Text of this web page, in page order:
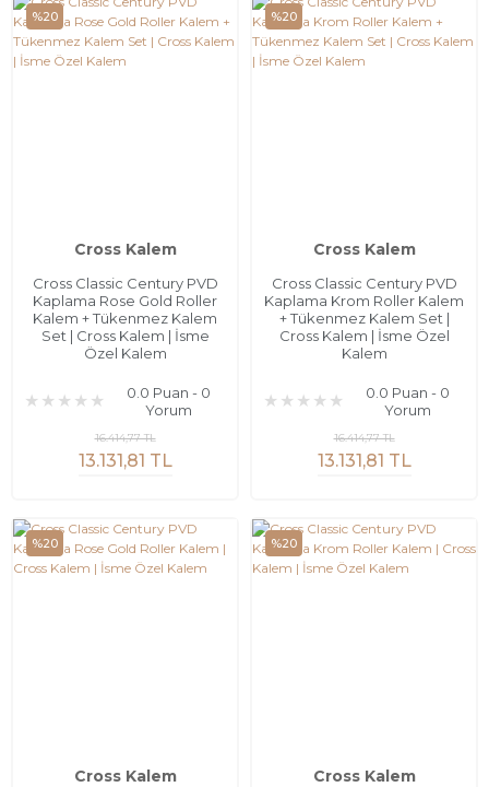
%20
Cross Kalem
Cross Classic Century PVD
Kaplama Rose Gold Roller
Kalem + Tükenmez Kalem
Set | Cross Kalem | İsme
Özel Kalem
0.0 Puan - 0
Yorum
13.131,81 TL
16.414,77 TL
%20
Cross Kalem
Cross Classic Century PVD
Kaplama Krom Roller Kalem
+ Tükenmez Kalem Set |
Cross Kalem | İsme Özel
Kalem
0.0 Puan - 0
Yorum
13.131,81 TL
16.414,77 TL
%20
Cross Kalem
%20
Cross Kalem